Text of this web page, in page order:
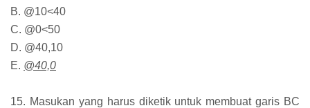
B. @10<40
C. @0<50
D. @40,10
E. @40,0
15. Masukan yang harus diketik untuk membuat garis BC